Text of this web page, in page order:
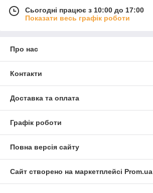
Сьогодні працює з 10:00 до 17:00
Показати весь графік роботи
Про нас
Контакти
Доставка та оплата
Графік роботи
Повна версія сайту
Сайт створено на маркетплейсі Prom.ua